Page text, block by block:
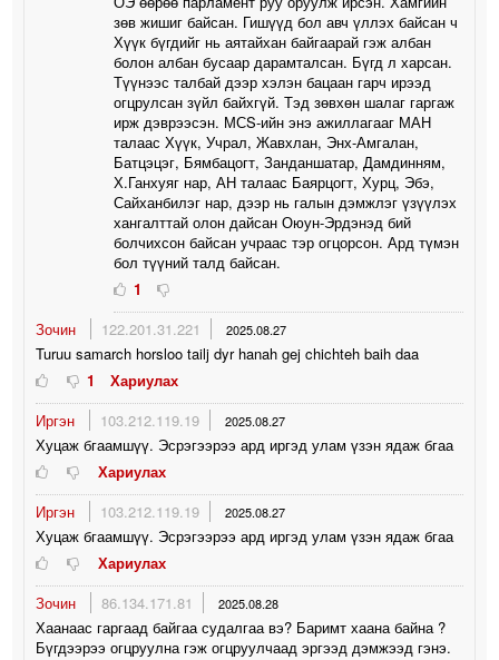
зөв жишиг байсан. Гишүүд бол авч үллэх байсан ч
Хүүк бүгдийг нь аятайхан байгаарай гэж албан
болон албан бусаар дарамталсан. Бүгд л харсан.
Түүнээс талбай дээр хэлэн бацаан гарч ирээд
огцрулсан зүйл байхгүй. Тэд зөвхөн шалаг гаргаж
ирж дэврээсэн. МСS-ийн энэ ажиллагааг МАН
талаас Хүүк, Учрал, Жавхлан, Энх-Амгалан,
Батцэцэг, Бямбацогт, Занданшатар, Дамдинням,
Х.Ганхуяг нар, АН талаас Баярцогт, Хурц, Эбэ,
Сайханбилэг нар, дээр нь галын дэмжлэг үзүүлэх
хангалттай олон дайсан Оюун-Эрдэнэд бий
болчихсон байсан учраас тэр огцорсон. Ард түмэн
бол түүний талд байсан.
1
Зочин
122.201.31.221 2025.08.27
Turuu samarch horsloo tailj dyr hanah gej chichteh baih daa
1
Хариулах
Иргэн
103.212.119.19 2025.08.27
Хуцаж бгаамшүү. Эсрэгээрээ ард иргэд улам үзэн ядаж бгаа
Хариулах
Иргэн
103.212.119.19 2025.08.27
Хуцаж бгаамшүү. Эсрэгээрээ ард иргэд улам үзэн ядаж бгаа
Хариулах
Зочин
86.134.171.81 2025.08.28
Хаанаас гаргаад байгаа судалгаа вэ? Баримт хаана байна ?
Бүгдээрээ огцруулна гэж огцруулчаад эргээд дэмжээд гэнэ.